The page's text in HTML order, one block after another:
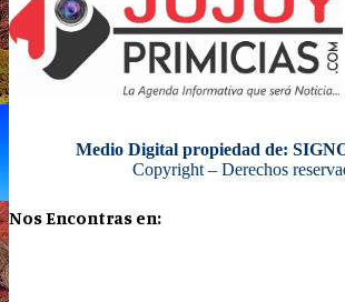
Medio Digital propiedad de:
Copyright – Derechos
Nos Encontras en: